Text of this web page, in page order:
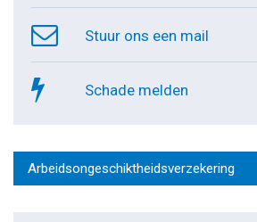
Stuur ons een mail
Schade melden
Arbeidsongeschiktheidsverzekering